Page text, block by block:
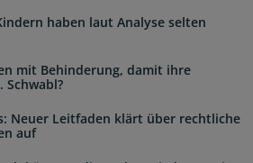
haben laut Analyse selten
mit Behinderung, damit ihre
Schwabl?
Neuer Leitfaden klärt über rechtliche
auf